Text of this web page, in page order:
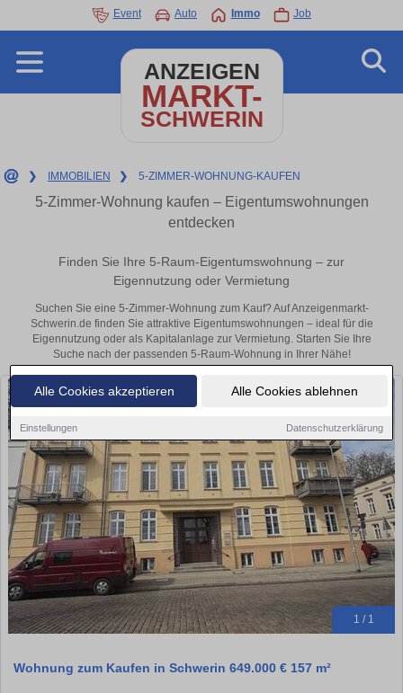
Alle Cookies akzeptieren Alle Cookies ablehnen
Einstellungen Datenschutzerklärung
Event Auto Immo Job
ANZEIGEN
MARKT-
SCHWERIN
❯ IMMOBILIEN ❯ 5-ZIMMER-WOHNUNG-KAUFEN
5-Zimmer-Wohnung kaufen – Eigentumswohnungen
entdecken
Finden Sie Ihre 5-Raum-Eigentumswohnung – zur
Eigennutzung oder Vermietung
Suchen Sie eine 5-Zimmer-Wohnung zum Kauf? Auf Anzeigenmarkt-
Schwerin.de finden Sie attraktive Eigentumswohnungen – ideal für die
Eigennutzung oder als Kapitalanlage zur Vermietung. Starten Sie Ihre
Suche nach der passenden 5-Raum-Wohnung in Ihrer Nähe!
1 / 1
Wohnung zum Kaufen in Schwerin 649.000 € 157 m²